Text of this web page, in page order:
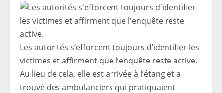
Les autorités s’efforcent toujours d’identifier les
victimes et affirment que l’enquête reste active.
Au lieu de cela, elle est arrivée à l’étang et a
trouvé des ambulanciers qui pratiquaient